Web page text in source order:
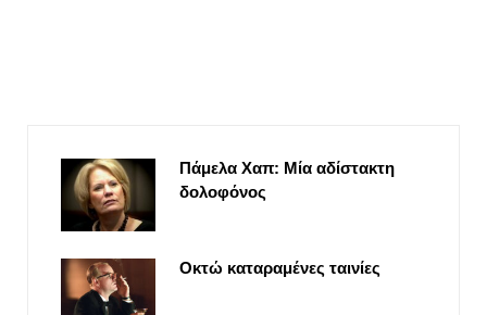
Πάμελα Χαπ: Μία αδίστακτη
δολοφόνος
Οκτώ καταραμένες ταινίες